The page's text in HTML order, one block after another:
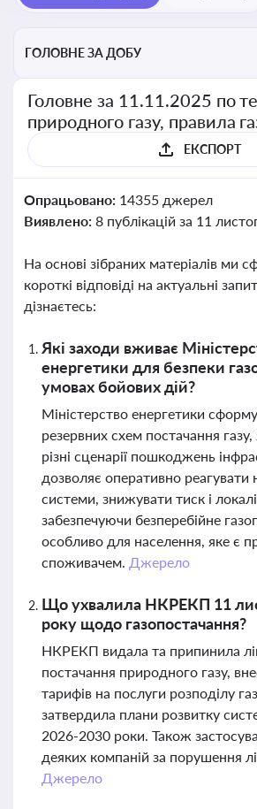
ГОЛОВНЕ ЗА ДОБУ
Головне за 11.11.2025 по
природного газу, правила
ЕКСПОРТ
Опрацьовано: 14355 джерел
Виявлено: 8 публікацій за 11
На основі зібраних матеріалів ми
короткі відповіді на актуальні
дізнаєтесь:
Які заходи вживає
енергетики для безпеки
умовах бойових дій?
Міністерство енергетики
резервних схем постачання
різні сценарії пошкоджень
дозволяє оперативно реагувати
системи, знижувати тиск і
забезпечуючи безперебійне
особливо для населення, яке є
споживачем. Джерело
Що ухвалила НКРЕКП 11
року щодо газопостачання?
НКРЕКП видала та припинила
постачання природного газу,
тарифів на послуги розподілу
затвердила плани розвитку
2026-2030 роки. Також
деяких компаній за порушення
Джерело